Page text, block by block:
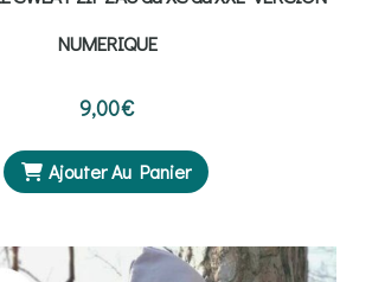
NUMERIQUE
9,00€
Ajouter Au Panier